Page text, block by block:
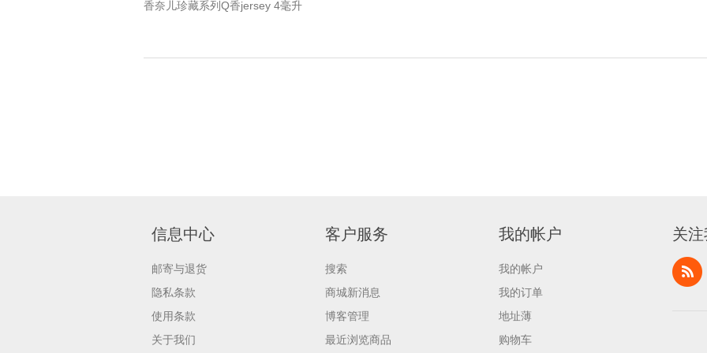
香奈儿珍藏系列Q香jersey 4毫升
信息中心
邮寄与退货
隐私条款
使用条款
关于我们
客户服务
搜索
商城新消息
博客管理
最近浏览商品
我的帐户
我的帐户
我的订单
地址薄
购物车
关